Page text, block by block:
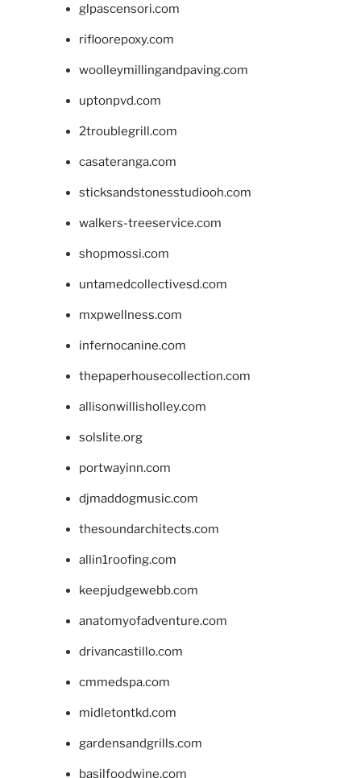
glpascensori.com
rifloorepoxy.com
woolleymillingandpaving.com
uptonpvd.com
2troublegrill.com
casateranga.com
sticksandstonesstudiooh.com
walkers-treeservice.com
shopmossi.com
untamedcollectivesd.com
mxpwellness.com
infernocanine.com
thepaperhousecollection.com
allisonwillisholley.com
solslite.org
portwayinn.com
djmaddogmusic.com
thesoundarchitects.com
allin1roofing.com
keepjudgewebb.com
anatomyofadventure.com
drivancastillo.com
cmmedspa.com
midletontkd.com
gardensandgrills.com
basilfoodwine.com